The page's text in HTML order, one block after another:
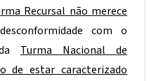
Recursal não merece
com o
Turma Nacional de
de estar caracterizado